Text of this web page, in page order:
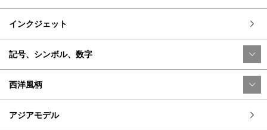
インクジェット
記号、シンボル、数字
西洋風柄
アジアモデル